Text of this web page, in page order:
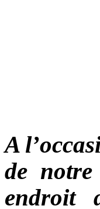
A
de
endroit